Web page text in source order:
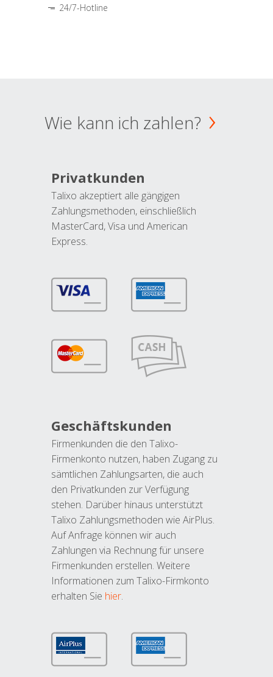
24/7-Hotline
Wie kann ich zahlen?
Privatkunden
Talixo akzeptiert alle gängigen
Zahlungsmethoden, einschließlich
MasterCard, Visa und American
Express.
Geschäftskunden
Firmenkunden die den Talixo-
Firmenkonto nutzen, haben Zugang zu
sämtlichen Zahlungsarten, die auch
den Privatkunden zur Verfügung
stehen. Darüber hinaus unterstützt
Talixo Zahlungsmethoden wie AirPlus.
Auf Anfrage können wir auch
Zahlungen via Rechnung für unsere
Firmenkunden erstellen. Weitere
Informationen zum Talixo-Firmkonto
erhalten Sie hier.